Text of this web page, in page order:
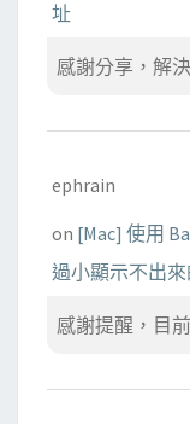
址
感謝分享，解
ephrain
on [Mac] 使用
過小顯示不出
感謝提醒，目